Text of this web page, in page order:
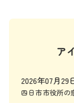
ア
2026年07月29
四日市市役所の